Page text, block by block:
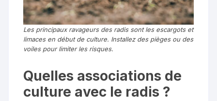
Les principaux ravageurs des radis sont les escargots et
limaces en début de culture. Installez des pièges ou des
voiles pour limiter les risques.
Quelles associations de
culture avec le radis ?